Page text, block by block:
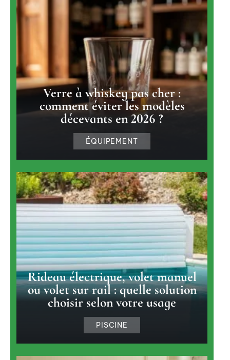
Verre à whiskey pas cher :
comment éviter les modèles
décevants en 2026 ?
ÉQUIPEMENT
Rideau électrique, volet manuel
ou volet sur rail : quelle solution
choisir selon votre usage
PISCINE